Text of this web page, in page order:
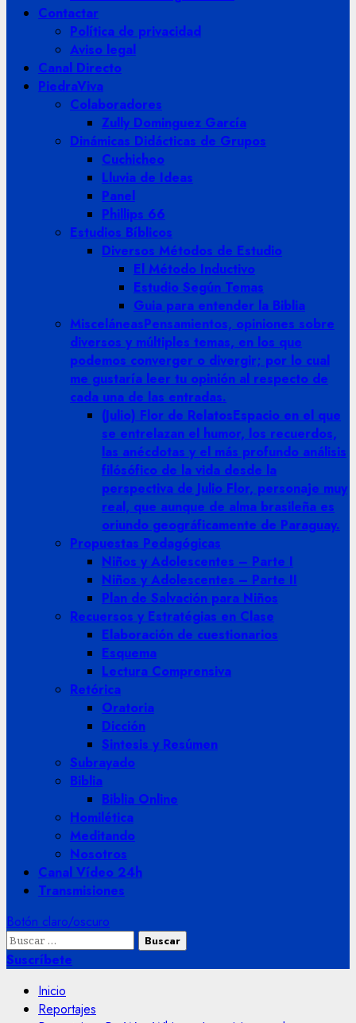
Contactar
Política de privacidad
Aviso legal
Canal Directo
PiedraViva
Colaboradores
Zully Dominguez García
Dinámicas Didácticas de Grupos
Cuchicheo
Lluvia de Ideas
Panel
Phillips 66
Estudios Bíblicos
Diversos Métodos de Estudio
El Método Inductivo
Estudio Según Temas
Guia para entender la Biblia
MisceláneasPensamientos, opiniones sobre
diversos y múltiples temas, en los que
podemos converger o divergir; por lo cual
me gustaría leer tu opinión al respecto de
cada una de las entradas.
(Julio) Flor de RelatosEspacio en el que
se entrelazan el humor, los recuerdos,
las anécdotas y el más profundo análisis
filósófico de la vida desde la
perspectiva de Julio Flor, personaje muy
real, que aunque de alma brasileña es
oriundo geográficamente de Paraguay.
Propuestas Pedagógicas
Niños y Adolescentes – Parte I
Niños y Adolescentes – Parte II
Plan de Salvación para Niños
Recuersos y Estratégias en Clase
Elaboración de cuestionarios
Esquema
Lectura Comprensiva
Retórica
Oratoria
Dicción
Sintesis y Resúmen
Subrayado
Biblia
Biblia Online
Homilética
Meditando
Nosotros
Canal Vídeo 24h
Transmisiones
Botón claro/oscuro
Buscar:
Suscríbete
Inicio
Reportajes